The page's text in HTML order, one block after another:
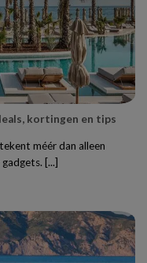
kortingen en tips
méér dan alleen
[...]